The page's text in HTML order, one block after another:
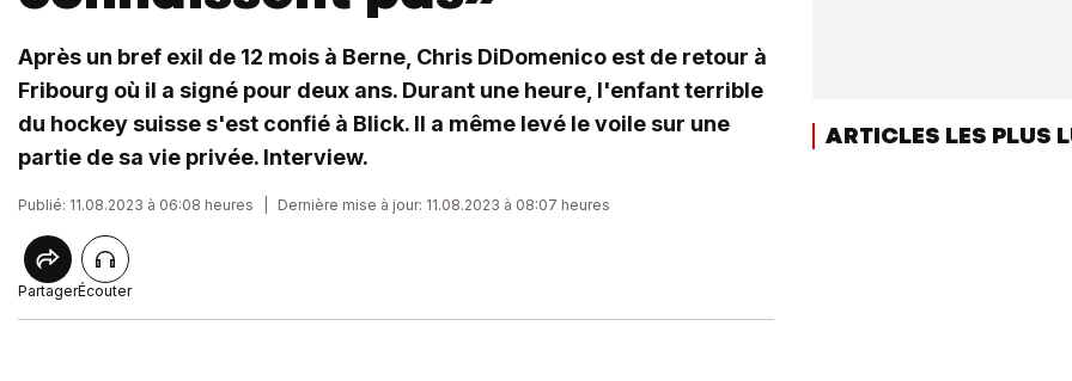
Après un bref exil de 12 mois à Berne, Chris DiDomenico est de retour à
Fribourg où il a signé pour deux ans. Durant une heure, l'enfant terrible
du hockey suisse s'est confié à Blick. Il a même levé le voile sur une
partie de sa vie privée. Interview.
Publié: 11.08.2023 à 06:08 heures Dernière mise à jour: 11.08.2023 à 08:07 heures
PartagerÉcouter
ARTICLES LES PLUS